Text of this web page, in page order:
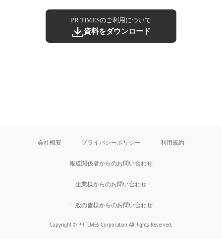
PR TIMESのご利用について
資料をダウンロード
会社概要 プライバシーポリシー 利用規約
報道関係者からのお問い合わせ
企業様からのお問い合わせ
一般の皆様からのお問い合わせ
Copyright © PR TIMES Corporation All Rights Reserved.